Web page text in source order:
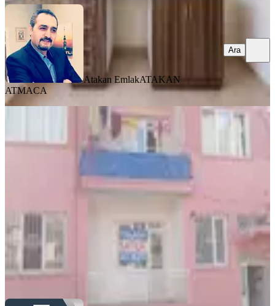
Atakan EmlakATAKAN
ATMACA
Ara
Fourx4 Gayrimenkulden Nuriye Mah.
2+1 Yüksek Giriş Satılık Daire
120 m²·Yüksek giriş·06.08.2026
FOURX4 GAYRİMENKULFurkan ÇATAL